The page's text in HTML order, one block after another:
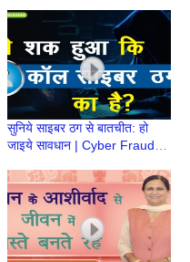
App
सुनिये साइबर ठग से बातचीत: हो
जाइये सावधान | Cyber Fraud
Credit Card Fraud